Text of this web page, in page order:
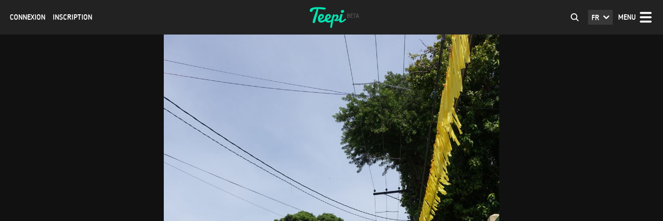
CONNEXION INSCRIPTION MENU
FR